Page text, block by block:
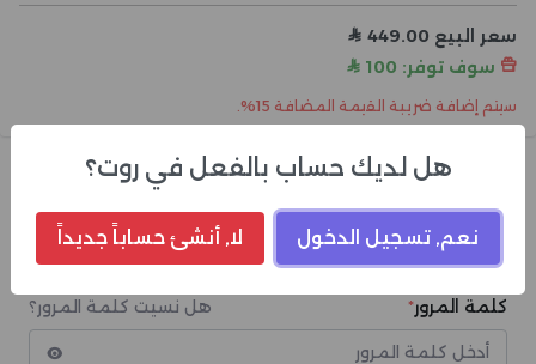
سعر البيع 
سوف توفر: 100 
سيتم إضافة ضريبة القيمة المضافة 15%.
رقم الجوال أو البريد اﻹلكتروني
هل نسيت كلمة المرور؟ كلمة المرور*
هل لديك حساب بالفعل في روت؟
نعم, تسجيل الدخول لا, أنشئ حساباً جديداً